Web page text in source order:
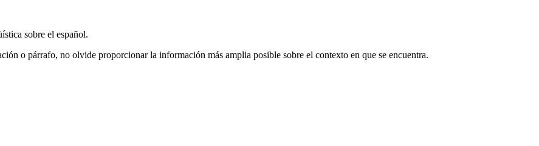
sobre el español.
o párrafo, no olvide proporcionar la información más amplia posible sobre el contexto en que se encuentra.